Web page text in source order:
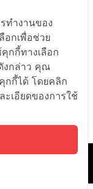
ตรียมพร้อมสู่การ
การสอบเข้าเตรียม
ดเลือกปีการศึกษา
ปีการศึกษา 2568 📌
บนี้ แผนการเรียน
ตร์ ภาษาอังกฤษ
สตร์ ภาษาอังกฤษ
ศที่ 2* ภาษาอังกฤษ
RESERVED.
ทำงานของ
อกเพื่อช่วย
คุกกี้ทางเลือก
งกล่าว คุณ
กกี้ได้ โดยคลิก
เอียดของการใช้